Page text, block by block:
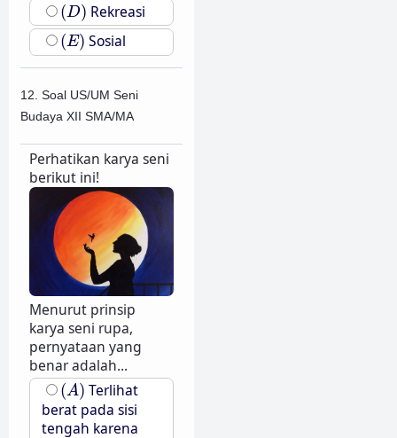
(D) Rekreasi
(E)
(E) Sosial
12. Soal US/UM Seni
Budaya XII SMA/MA
Perhatikan karya seni
berikut ini!
Menurut prinsip
karya seni rupa,
pernyataan yang
benar adalah...
(A)
(A) Terlihat
berat pada sisi
tengah karena